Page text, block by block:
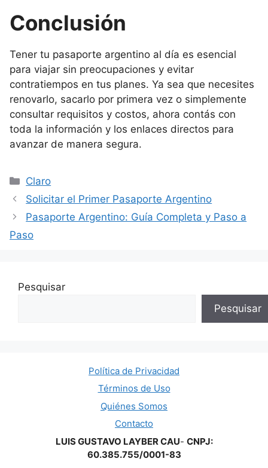
Conclusión
Tener tu pasaporte argentino al día es esencial
para viajar sin preocupaciones y evitar
contratiempos en tus planes. Ya sea que necesites
renovarlo, sacarlo por primera vez o simplemente
consultar requisitos y costos, ahora contás con
toda la información y los enlaces directos para
avanzar de manera segura.
Categorías
Claro
Solicitar el Primer Pasaporte Argentino
Pasaporte Argentino: Guía Completa y Paso a
Paso
Pesquisar
Pesquisar
Política de Privacidad
Términos de Uso
Quiénes Somos
Contacto
LUIS GUSTAVO LAYBER CAU- CNPJ:
60.385.755/0001-83